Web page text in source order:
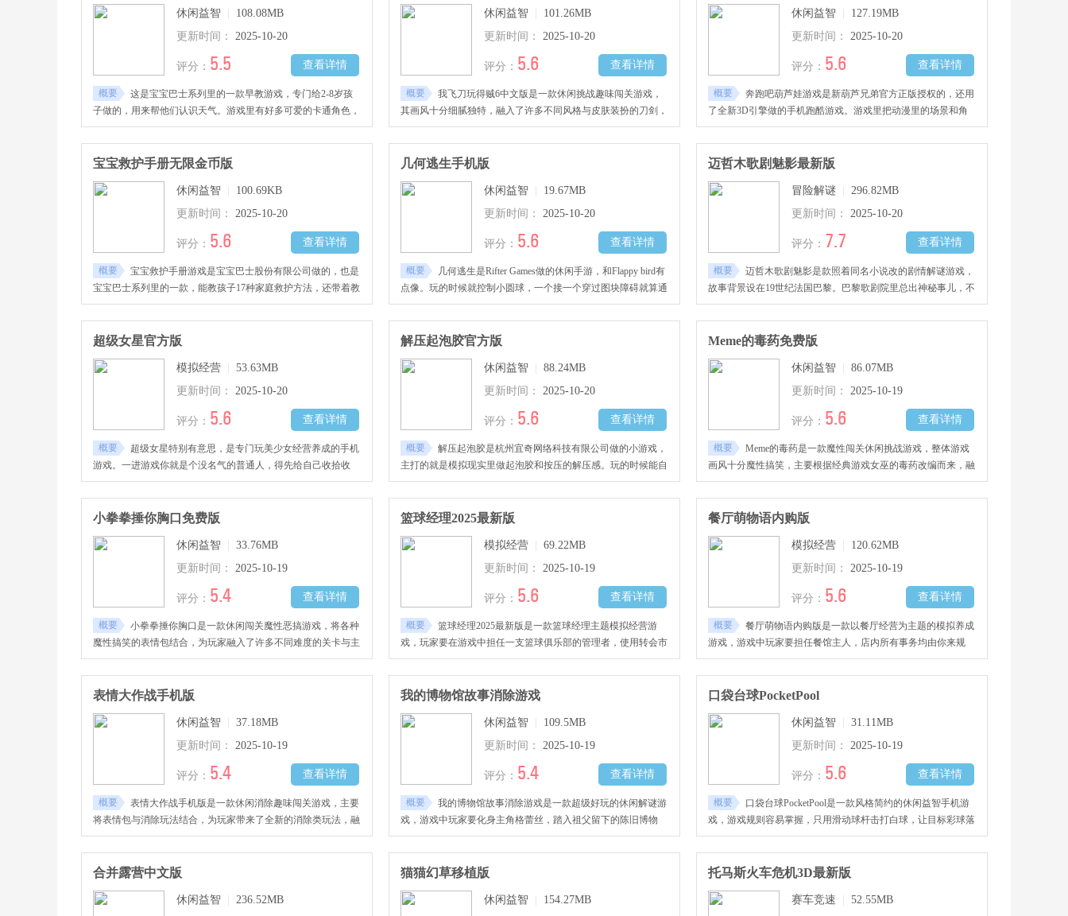
休闲益智
108.08MB
更新时间：
2025-10-20
查看详情
评分： 5.5
概要
这是宝宝巴士系列里的一款早教游戏，专门给2-8岁孩
子做的，用来帮他们认识天气。游戏里有好多可爱的卡通角色，
孩子能跟这些角色一起玩有趣的益智互动。还会模拟不同天气变
化带来的影响，像晴天、多云、下雨、下雪这些常见天气，都能
让孩子慢慢认识。而且还有对应不同天气的小游戏，玩的时候孩
特别轻松。
休闲益智
101.26MB
更新时间：
2025-10-20
查看详情
评分： 5.6
概要
我飞刀玩得贼6中文版是一款休闲挑战趣味闯关游戏，
其画风十分细腻独特，融入了许多不同风格与皮肤装扮的刀剑，
在每一个关卡中进行挑战，发挥玩家的操作技巧与反应能力，操
控飞刀在旋转的圆球中插入其中，让小圆球全部插满小刀，完成
任务顺利通关，难度也是层层叠加的，十分具有挑战性，感兴趣
休闲益智
127.19MB
更新时间：
2025-10-20
查看详情
评分： 5.6
概要
奔跑吧葫芦娃游戏是新葫芦兄弟官方正版授权的，还用
了全新3D引擎做的手机跑酷游戏。游戏里把动漫里的场景和角
色都还原得特别真实，物理动作效果也做得挺好。玩的时候能选
自己喜欢的葫芦娃兄弟，操作就是左右挪、往上划、往下拉这
些，用这些动作让角色躲开路上的障碍物，玩起来又刺激又紧
宝宝救护手册无限金币版
休闲益智
100.69KB
更新时间：
2025-10-20
查看详情
评分： 5.6
概要
宝宝救护手册游戏是宝宝巴士股份有限公司做的，也是
宝宝巴士系列里的一款，能教孩子17种家庭救护方法，还带着教
育安全意义，很适合早教用。玩的时候，孩子会变成家庭医疗机
器人，给受伤的人处理伤口，过程中能弄明白平时常见的那些伤
是怎么来的、有啥症状，还能学会对应的家庭急救办法，慢慢养
得开心，又能学到有用的安全知识，挺适合小朋友接触的。
几何逃生手机版
休闲益智
19.67MB
更新时间：
2025-10-20
查看详情
评分： 5.6
概要
几何逃生是Rifter Games做的休闲手游，和Flappy bird有
点像。玩的时候就控制小圆球，一个接一个穿过图块障碍就算通
关，看着好像挺简单，实际特考验反应快慢。关卡里的障碍设计
都挺简约，还配了炫酷的背景和不错的配乐，过关的时候能看到
场景颜色一直在慢慢变，各种不一样的色彩里，看着小球成功穿
功夫，挺有挑战性的。
迈哲木歌剧魅影最新版
冒险解谜
296.82MB
更新时间：
2025-10-20
查看详情
评分： 7.7
概要
迈哲木歌剧魅影是款照着同名小说改的剧情解谜游戏，
故事背景设在19世纪法国巴黎。巴黎歌剧院里总出神秘事儿，不
光常能听见神秘男子的歌声，还一直流传着歌剧院里藏着幽灵的
说法。游戏里有不少角色，每个角色的对话都不一样。想揭开歌
剧院里的真相，得去收集人物信息和百科全书才行。谜题种类也
逻辑和推理才能解开。
超级女星官方版
模拟经营
53.63MB
更新时间：
2025-10-20
查看详情
评分： 5.6
概要
超级女星特别有意思，是专门玩美少女经营养成的手机
游戏。一进游戏你就是个没名气的普通人，得先给自己收拾收
拾，弄好看点，之后就能去参加选美比赛，还能唱歌、演戏，也
能拍时尚杂志，最后慢慢变成最亮眼的大明星。这游戏画面颜色
特别鲜亮，看得也清楚，刚玩的时候手里就那么两三套衣服和发
才行。
解压起泡胶官方版
休闲益智
88.24MB
更新时间：
2025-10-20
查看详情
评分： 5.6
概要
解压起泡胶是杭州宜奇网络科技有限公司做的小游戏，
主打的就是模拟现实里做起泡胶和按压的解压感。玩的时候能自
己选不同材料搭配，做出来的起泡胶风格都不一样，颜色和各种
小物件想怎么搭就怎么搭，每一步做的过程都特别有代入感，跟
真的自己动手做DIY起泡胶似的。等做好起泡胶，就能拿自己做
泡胶的那种解压效果还原得很到位，玩着就跟真的在手里揉一
Meme的毒药免费版
休闲益智
86.07MB
更新时间：
2025-10-19
查看详情
评分： 5.6
概要
Meme的毒药是一款魔性闯关休闲挑战游戏，整体游戏
画风十分魔性搞笑，主要根据经典游戏女巫的毒药改编而来，融
入了当下热门爆梗与魔性搞笑的表情包，玩法丰富，操作也很简
单，让玩家在游戏过程中沉浸式感受放松解压的玩法乐趣，将配
合各种生动魔性的表情包完成多样任务惩罚等，感兴趣的玩家千
小拳拳捶你胸口免费版
休闲益智
33.76MB
更新时间：
2025-10-19
查看详情
评分： 5.4
概要
小拳拳捶你胸口是一款休闲闯关魔性恶搞游戏，将各种
魔性搞笑的表情包结合，为玩家融入了许多不同难度的关卡与主
题关卡，玩家将尽情的发挥你的脑洞与思维能力，灵活操控指尖
滑动，将不同的表情包与软萌小拳拳一直锤击你的胸口，达到任
务取得胜利，感兴趣的玩家千万不要错过哦！
篮球经理2025最新版
模拟经营
69.22MB
更新时间：
2025-10-19
查看详情
评分： 5.6
概要
篮球经理2025最新版是一款篮球经理主题模拟经营游
戏，玩家要在游戏中担任一支篮球俱乐部的管理者，使用转会市
场操作、球员日常训练、发掘队员潜在天赋等多种方式，组建实
力最强的篮球战队，热爱篮球的朋友们，欢迎加入体验!
餐厅萌物语内购版
模拟经营
120.62MB
更新时间：
2025-10-19
查看详情
评分： 5.6
概要
餐厅萌物语内购版是一款以餐厅经营为主题的模拟养成
游戏，游戏中玩家要担任餐馆主人，店内所有事务均由你来规
划，可以通过制作菜肴、开发新品、装饰店面、招聘职员、推广
宣传、处理外卖等多种途径来管理你的餐饮事业，喜欢的朋友快
来下载吧！
表情大作战手机版
休闲益智
37.18MB
更新时间：
2025-10-19
查看详情
评分： 5.4
概要
表情大作战手机版是一款休闲消除趣味闯关游戏，主要
将表情包与消除玩法结合，为玩家带来了全新的消除类玩法，融
入了海量不同难度的关卡自由挑战，将根据相同的表情包进行连
线消除，达到闯关的目标取得每一场关卡的胜利，还融入了更多
丰富的玩法等待体验，感兴趣的玩家千万不要错过哦!
我的博物馆故事消除游戏
休闲益智
109.5MB
更新时间：
2025-10-19
查看详情
评分： 5.4
概要
我的博物馆故事消除游戏是一款超级好玩的休闲解谜游
戏，游戏中玩家要化身主角格蕾丝，踏入祖父留下的陈旧博物
馆。通过完成三消关卡获取工具与提示，发掘埋藏的远古珍品，
解开接连发生的离奇事件谜团，用收集的奖励重现这座博物馆的
昔日辉煌。
口袋台球PocketPool
休闲益智
31.11MB
更新时间：
2025-10-19
查看详情
评分： 5.6
概要
口袋台球PocketPool是一款风格简约的休闲益智手机游
戏，游戏规则容易掌握，只用滑动球杆击打白球，让目标彩球落
袋就算成功，游戏还为玩家准备了大量渐进关卡，难度慢慢递
增，所有挑战均需一次完成，中途失误便就要从头再来，喜欢的
朋友快来下载吧！
合并露营中文版
休闲益智
236.52MB
猫猫幻草移植版
休闲益智
154.27MB
托马斯火车危机3D最新版
赛车竞速
52.55MB